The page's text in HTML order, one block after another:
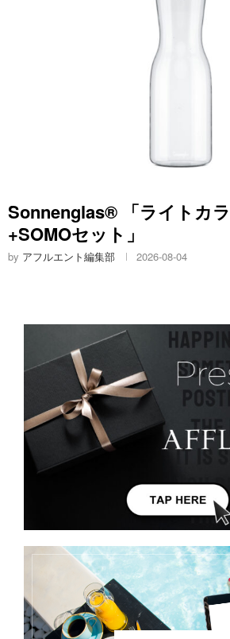
LIXIL「ファインバブルシャ
byアフルエント編集部
メルマガ会員登録